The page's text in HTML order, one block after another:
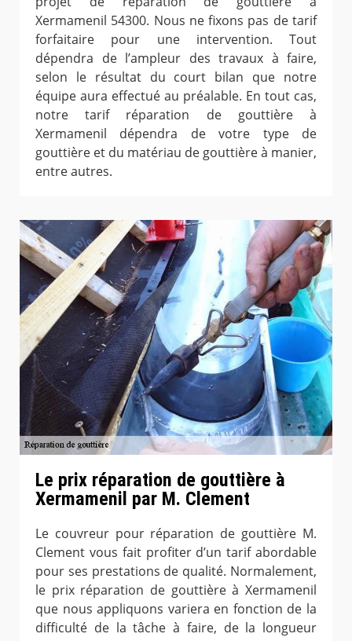
Xermamenil 54300. Nous ne fixons pas de tarif
forfaitaire pour une intervention. Tout
dépendra de l’ampleur des travaux à faire,
selon le résultat du court bilan que notre
équipe aura effectué au préalable. En tout cas,
notre tarif réparation de gouttière à
Xermamenil dépendra de votre type de
gouttière et du matériau de gouttière à manier,
entre autres.
Le prix réparation de gouttière à
Xermamenil par M. Clement
Le couvreur pour réparation de gouttière M.
Clement vous fait profiter d’un tarif abordable
pour ses prestations de qualité. Normalement,
le prix réparation de gouttière à Xermamenil
que nous appliquons variera en fonction de la
difficulté de la tâche à faire, de la longueur